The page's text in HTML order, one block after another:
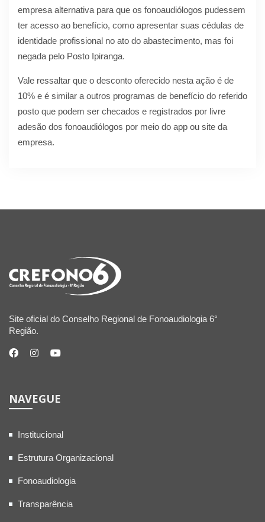
empresa alternativa para que os fonoaudiólogos pudessem
ter acesso ao benefício, como apresentar suas cédulas de
identidade profissional no ato do abastecimento, mas foi
negada pelo Posto Ipiranga.
Vale ressaltar que o desconto oferecido nesta ação é de
10% e é similar a outros programas de benefício do referido
posto que podem ser checados e registrados por livre
adesão dos fonoaudiólogos por meio do app ou site da
empresa.
Site oficial do Conselho Regional de Fonoaudiologia 6°
Região.
NAVEGUE
Institucional
Estrutura Organizacional
Fonoaudiologia
Transparência